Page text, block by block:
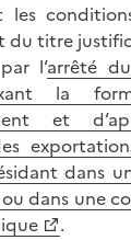
du titre
l’arrêté
la
et
dans
dans une
.